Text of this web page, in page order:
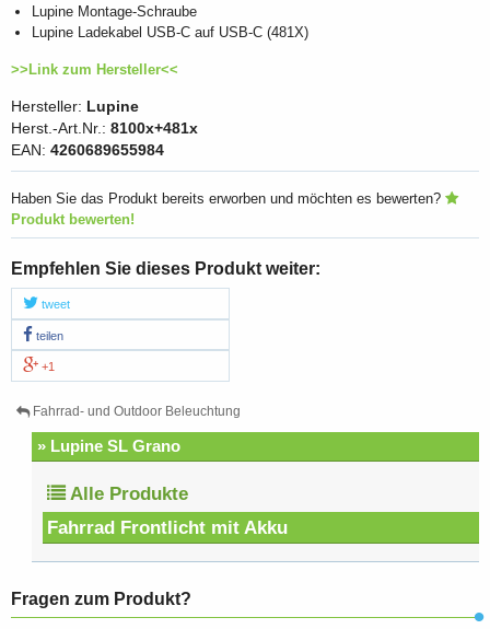
Lupine Montage-Schraube
Lupine Ladekabel USB-C auf USB-C (481X)
>>Link zum Hersteller<<
Hersteller: Lupine
Herst.-Art.Nr.: 8100x+481x
EAN: 4260689655984
Haben Sie das Produkt bereits erworben und möchten es bewerten?
Produkt bewerten!
Empfehlen Sie dieses Produkt weiter:
tweet
teilen
+1
Fahrrad- und Outdoor Beleuchtung
» Lupine SL Grano
Alle Produkte
Fahrrad Frontlicht mit Akku
Fragen zum Produkt?